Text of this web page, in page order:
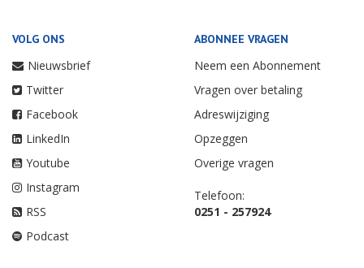
VOLG ONS
Nieuwsbrief
Twitter
Facebook
LinkedIn
Youtube
Instagram
RSS
Podcast
ABONNEE VRAGEN
Neem een Abonnement
Vragen over betaling
Adreswijziging
Opzeggen
Overige vragen
Telefoon:
0251 - 257924